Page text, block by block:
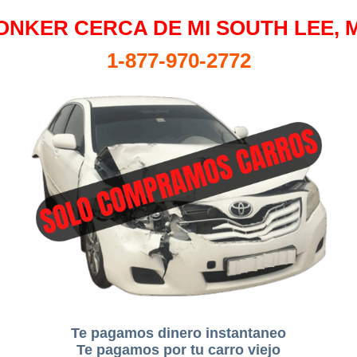
CERCA DE MI SOUTH LEE,
1-877-970-2772
Te pagamos dinero instantaneo
Te pagamos por tu carro viejo